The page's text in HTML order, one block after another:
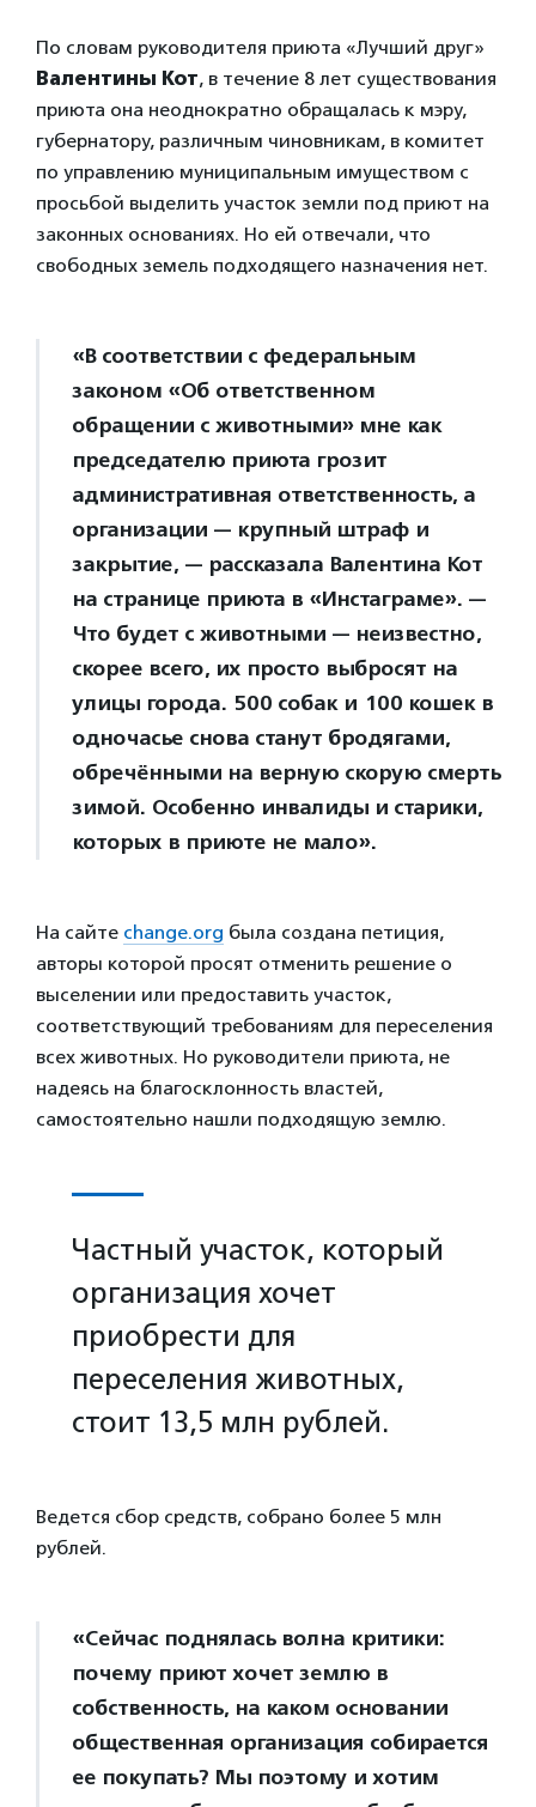
По словам руководителя приюта «Лучший друг»
Валентины Кот, в течение 8 лет существования
приюта она неоднократно обращалась к мэру,
губернатору, различным чиновникам, в комитет
по управлению муниципальным имуществом с
просьбой выделить участок земли под приют на
законных основаниях. Но ей отвечали, что
свободных земель подходящего назначения нет.
«В соответствии с федеральным
законом «Об ответственном
обращении с животными» мне как
председателю приюта грозит
административная ответственность, а
организации — крупный штраф и
закрытие, — рассказала Валентина Кот
на странице приюта в «Инстаграме». —
Что будет с животными — неизвестно,
скорее всего, их просто выбросят на
улицы города. 500 собак и 100 кошек в
одночасье снова станут бродягами,
обречёнными на верную скорую смерть
зимой. Особенно инвалиды и старики,
которых в приюте не мало».
На сайте change.org была создана петиция,
авторы которой просят отменить решение о
выселении или предоставить участок,
соответствующий требованиям для переселения
всех животных. Но руководители приюта, не
надеясь на благосклонность властей,
самостоятельно нашли подходящую землю.
Частный участок, который
организация хочет
приобрести для
переселения животных,
стоит 13,5 млн рублей.
Ведется сбор средств, собрано более 5 млн
рублей.
«Сейчас поднялась волна критики:
почему приют хочет землю в
собственность, на каком основании
общественная организация собирается
ее покупать? Мы поэтому и хотим